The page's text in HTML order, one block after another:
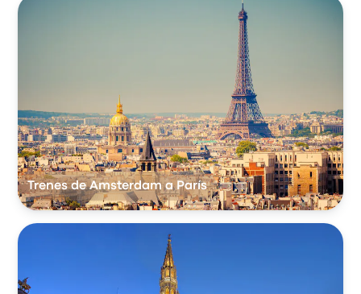
Trenes de Amsterdam a París